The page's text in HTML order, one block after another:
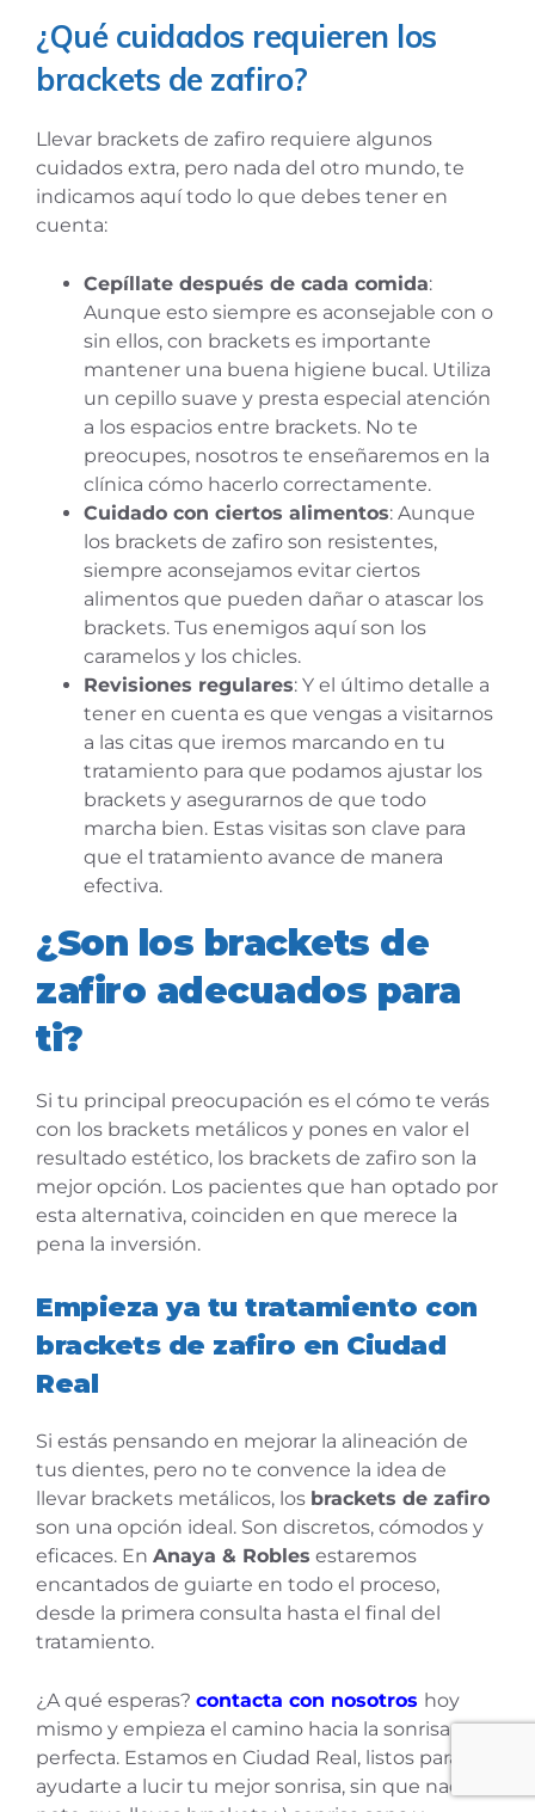
¿Qué cuidados requieren los
brackets de zafiro?
Llevar brackets de zafiro requiere algunos
cuidados extra, pero nada del otro mundo, te
indicamos aquí todo lo que debes tener en
cuenta:
Cepíllate después de cada comida:
Aunque esto siempre es aconsejable con o
sin ellos, con brackets es importante
mantener una buena higiene bucal. Utiliza
un cepillo suave y presta especial atención
a los espacios entre brackets. No te
preocupes, nosotros te enseñaremos en la
clínica cómo hacerlo correctamente.
Cuidado con ciertos alimentos: Aunque
los brackets de zafiro son resistentes,
siempre aconsejamos evitar ciertos
alimentos que pueden dañar o atascar los
brackets. Tus enemigos aquí son los
caramelos y los chicles.
Revisiones regulares: Y el último detalle a
tener en cuenta es que vengas a visitarnos
a las citas que iremos marcando en tu
tratamiento para que podamos ajustar los
brackets y asegurarnos de que todo
marcha bien. Estas visitas son clave para
que el tratamiento avance de manera
efectiva.
¿Son los brackets de
zafiro adecuados para
ti?
Si tu principal preocupación es el cómo te verás
con los brackets metálicos y pones en valor el
resultado estético, los brackets de zafiro son la
mejor opción. Los pacientes que han optado por
esta alternativa, coinciden en que merece la
pena la inversión.
Empieza ya tu tratamiento con
brackets de zafiro en Ciudad
Real
Si estás pensando en mejorar la alineación de
tus dientes, pero no te convence la idea de
llevar brackets metálicos, los brackets de zafiro
son una opción ideal. Son discretos, cómodos y
eficaces. En Anaya & Robles estaremos
encantados de guiarte en todo el proceso,
desde la primera consulta hasta el final del
tratamiento.
¿A qué esperas? contacta con nosotros hoy
mismo y empieza el camino hacia la sonrisa
perfecta. Estamos en Ciudad Real, listos para
ayudarte a lucir tu mejor sonrisa, sin que nadie